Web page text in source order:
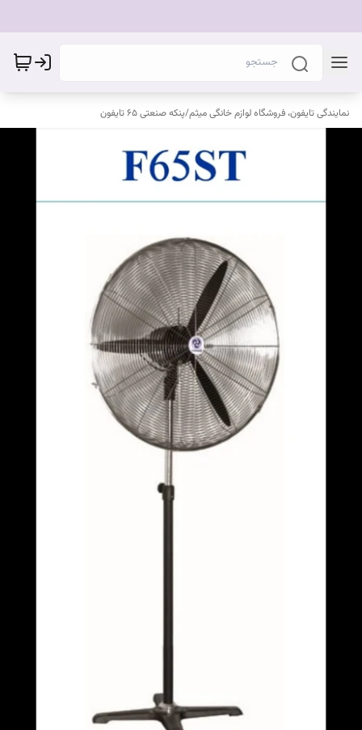
نمایندگی تایفون، فروشگاه لوازم خانگی میثم/پنکه صنعتی 65 تایفون